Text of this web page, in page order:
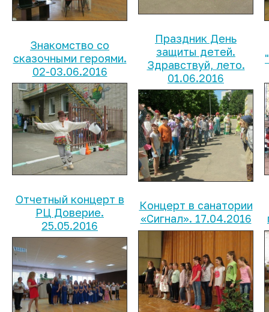
Знакомство со
сказочными героями.
02-03.06.2016
Праздник День
защиты детей.
Здравствуй, лето.
01.06.2016
Отчетный концерт в
РЦ Доверие.
25.05.2016
Концерт в санатории
«Сигнал». 17.04.2016